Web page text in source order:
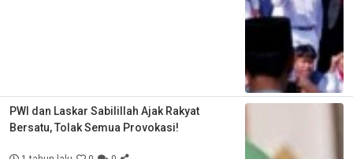
PWI dan Laskar Sabilillah Ajak Rakyat
Bersatu, Tolak Semua Provokasi!